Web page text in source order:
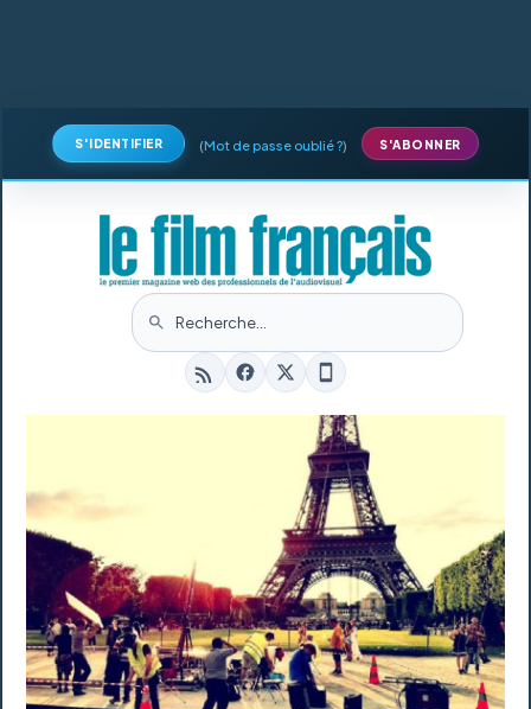
S'IDENTIFIER (Mot de passe oublié ?) S'ABONNER